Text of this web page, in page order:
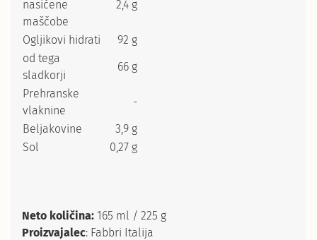
nasičene
maščobe
2,4 g
Ogljikovi hidrati
92 g
od tega
sladkorji
66 g
Prehranske
vlaknine
-
Beljakovine
3,9 g
Sol
0,27 g
Neto količina: 165 ml / 225 g
Proizvajalec: Fabbri Italija